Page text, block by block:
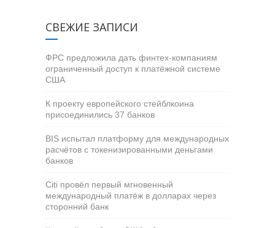
СВЕЖИЕ ЗАПИСИ
ФРС предложила дать финтех-компаниям
ограниченный доступ к платёжной системе
США
К проекту европейского стейблкоина
присоединились 37 банков
BIS испытал платформу для международных
расчётов с токенизированными деньгами
банков
Citi провёл первый мгновенный
международный платёж в долларах через
сторонний банк